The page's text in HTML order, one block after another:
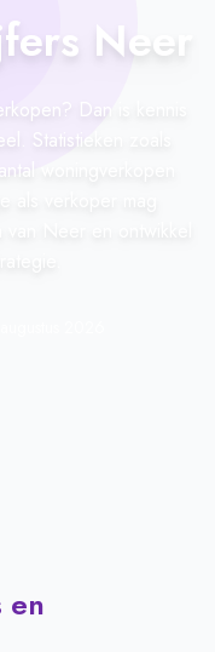
Neer
Dan is kennis
Statistieken zoals
woningverkopen
en